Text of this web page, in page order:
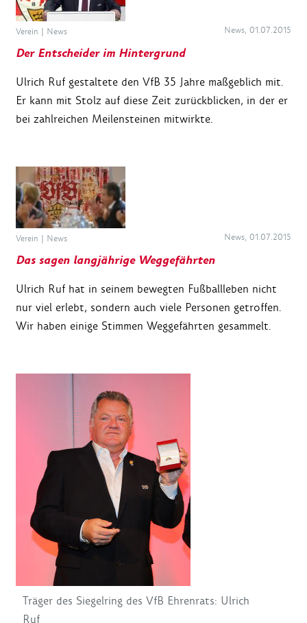
Verein | News News, 01.07.2015
Der Entscheider im Hintergrund
Ulrich Ruf gestaltete den VfB 35 Jahre maßgeblich mit.
Er kann mit Stolz auf diese Zeit zurückblicken, in der er
bei zahlreichen Meilensteinen mitwirkte.
Verein | News News, 01.07.2015
Das sagen langjährige Weggefährten
Ulrich Ruf hat in seinem bewegten Fußballleben nicht
nur viel erlebt, sondern auch viele Personen getroffen.
Wir haben einige Stimmen Weggefährten gesammelt.
Träger des Siegelring des VfB Ehrenrats: Ulrich
Ruf